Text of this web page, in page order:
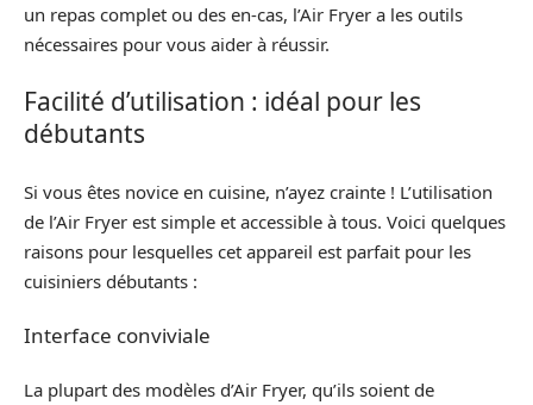
un repas complet ou des en-cas, l’Air Fryer a les outils
nécessaires pour vous aider à réussir.
Facilité d’utilisation : idéal pour les
débutants
Si vous êtes novice en cuisine, n’ayez crainte ! L’utilisation
de l’Air Fryer est simple et accessible à tous. Voici quelques
raisons pour lesquelles cet appareil est parfait pour les
cuisiniers débutants :
Interface conviviale
La plupart des modèles d’Air Fryer, qu’ils soient de